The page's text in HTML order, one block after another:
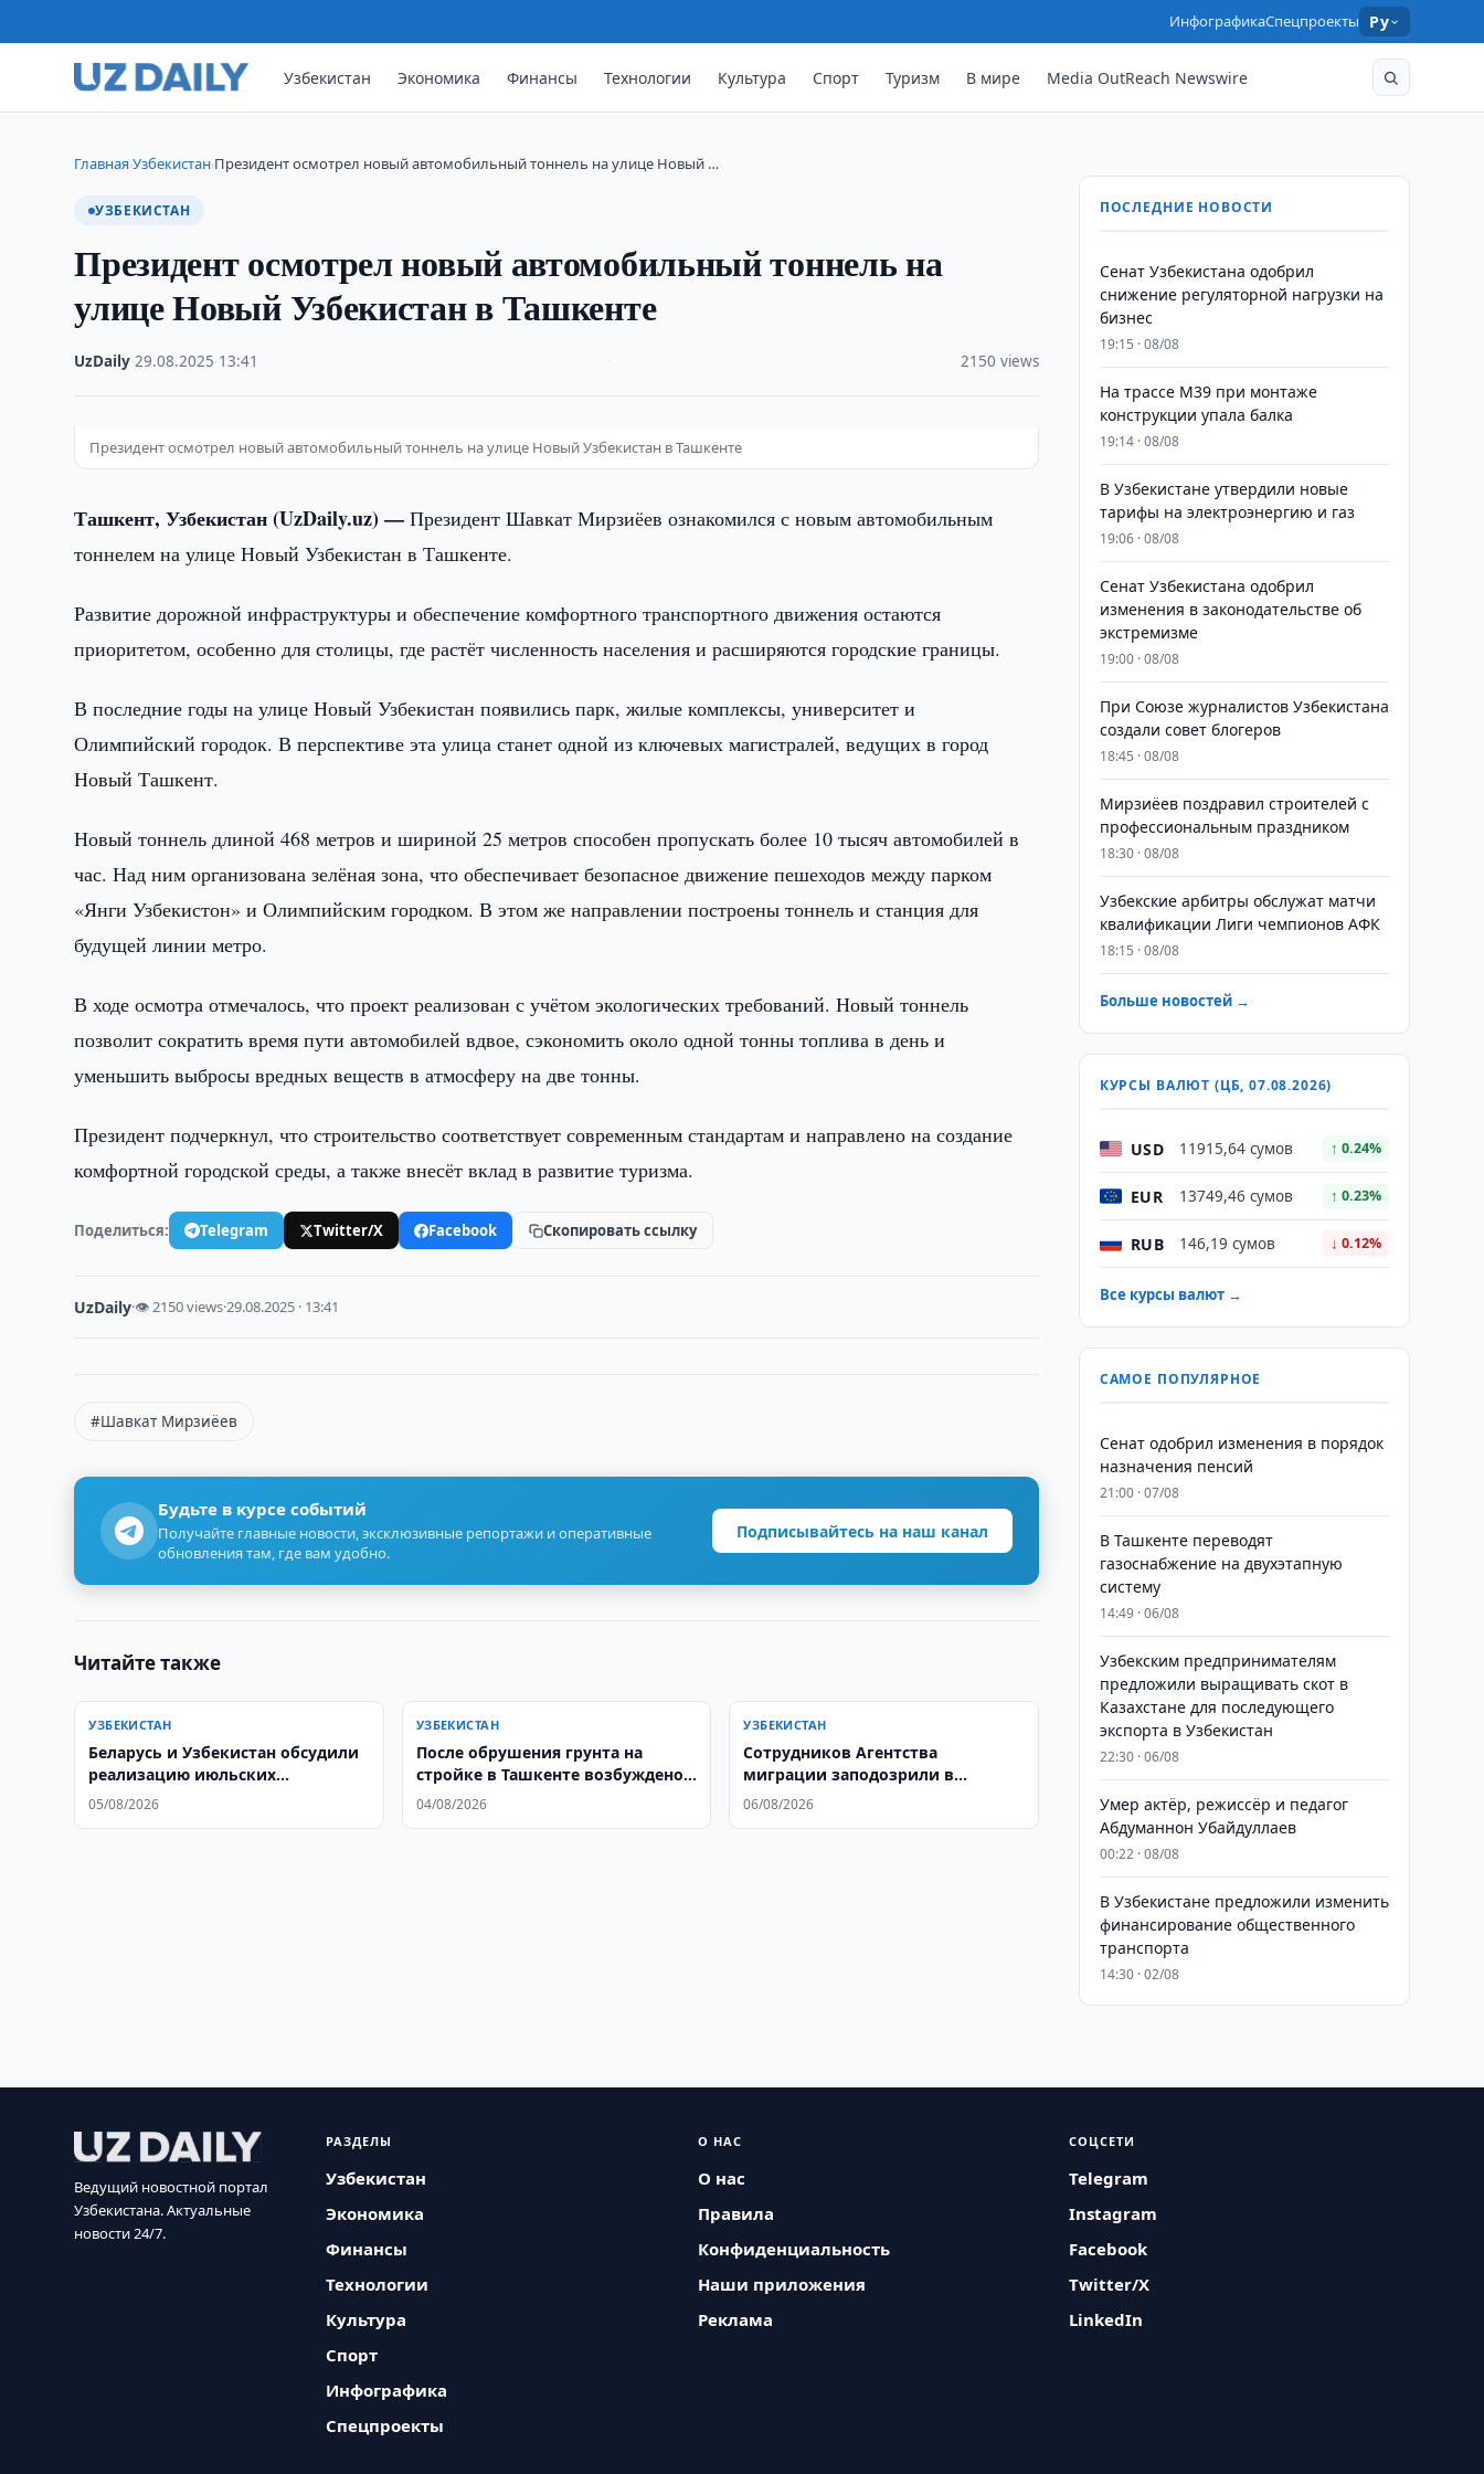
ИнфографикаСпецпроекты Ру
Узбекистан Экономика Финансы Технологии Культура Спорт Туризм В мире Media OutReach Newswire
Главная›Узбекистан›Президент осмотрел новый автомобильный тоннель на улице Новый …
УЗБЕКИСТАН
Президент осмотрел новый автомобильный тоннель на
улице Новый Узбекистан в Ташкенте
UzDaily ·29.08.2025 13:41 2150 views
Президент осмотрел новый автомобильный тоннель на улице Новый Узбекистан в Ташкенте
Ташкент, Узбекистан (UzDaily.uz) —Президент Шавкат Мирзиёев ознакомился с новым автомобильным
тоннелем на улице Новый Узбекистан в Ташкенте.
Развитие дорожной инфраструктуры и обеспечение комфортного транспортного движения остаются
приоритетом, особенно для столицы, где растёт численность населения и расширяются городские границы.
В последние годы на улице Новый Узбекистан появились парк, жилые комплексы, университет и
Олимпийский городок. В перспективе эта улица станет одной из ключевых магистралей, ведущих в город
Новый Ташкент.
Новый тоннель длиной 468 метров и шириной 25 метров способен пропускать более 10 тысяч автомобилей в
час. Над ним организована зелёная зона, что обеспечивает безопасное движение пешеходов между парком
«Янги Узбекистон» и Олимпийским городком. В этом же направлении построены тоннель и станция для
будущей линии метро.
В ходе осмотра отмечалось, что проект реализован с учётом экологических требований. Новый тоннель
позволит сократить время пути автомобилей вдвое, сэкономить около одной тонны топлива в день и
уменьшить выбросы вредных веществ в атмосферу на две тонны.
Президент подчеркнул, что строительство соответствует современным стандартам и направлено на создание
комфортной городской среды, а также внесёт вклад в развитие туризма.
Поделиться: Telegram Twitter/X Facebook Скопировать ссылку
UzDaily·👁 2150 views·29.08.2025 · 13:41
#Шавкат Мирзиёев
Будьте в курсе событий
Получайте главные новости, эксклюзивные репортажи и оперативные
обновления там, где вам удобно.
Подписывайтесь на наш канал
Читайте также
УЗБЕКИСТАН
Беларусь и Узбекистан обсудили
реализацию июльских
договоренностей
05/08/2026
УЗБЕКИСТАН
После обрушения грунта на
стройке в Ташкенте возбуждено
уголовное дело
04/08/2026
УЗБЕКИСТАН
Сотрудников Агентства
миграции заподозрили в
хищении 1 млрд. сумов
06/08/2026
ПОСЛЕДНИЕ НОВОСТИ
Сенат Узбекистана одобрил
снижение регуляторной нагрузки на
бизнес
19:15 · 08/08
На трассе M39 при монтаже
конструкции упала балка
19:14 · 08/08
В Узбекистане утвердили новые
тарифы на электроэнергию и газ
19:06 · 08/08
Сенат Узбекистана одобрил
изменения в законодательстве об
экстремизме
19:00 · 08/08
При Союзе журналистов Узбекистана
создали совет блогеров
18:45 · 08/08
Мирзиёев поздравил строителей с
профессиональным праздником
18:30 · 08/08
Узбекские арбитры обслужат матчи
квалификации Лиги чемпионов АФК
18:15 · 08/08
Больше новостей →
КУРСЫ ВАЛЮТ (ЦБ, 07.08.2026)
USD 11915,64 сумов ↑ 0.24%
EUR 13749,46 сумов ↑ 0.23%
RUB 146,19 сумов ↓ 0.12%
Все курсы валют →
САМОЕ ПОПУЛЯРНОЕ
Сенат одобрил изменения в порядок
назначения пенсий
21:00 · 07/08
В Ташкенте переводят
газоснабжение на двухэтапную
систему
14:49 · 06/08
Узбекским предпринимателям
предложили выращивать скот в
Казахстане для последующего
экспорта в Узбекистан
22:30 · 06/08
Умер актёр, режиссёр и педагог
Абдуманнон Убайдуллаев
00:22 · 08/08
В Узбекистане предложили изменить
финансирование общественного
транспорта
14:30 · 02/08
Ведущий новостной портал
Узбекистана. Актуальные
новости 24/7.
РАЗДЕЛЫ
Узбекистан
Экономика
Финансы
Технологии
Культура
Спорт
Инфографика
Спецпроекты
О НАС
О нас
Правила
Конфиденциальность
Наши приложения
Реклама
СОЦСЕТИ
Telegram
Instagram
Facebook
Twitter/X
LinkedIn